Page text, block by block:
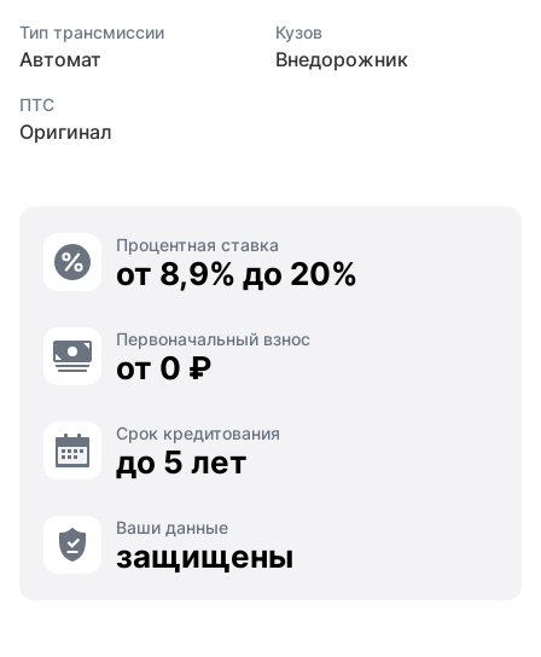
Тип трансмиссии
Автомат
Кузов
Внедорожник
ПТС
Оригинал
Процентная ставка
от 8,9% до 20%
Первоначальный взнос
от 0 ₽
Срок кредитования
до 5 лет
Ваши данные
защищены